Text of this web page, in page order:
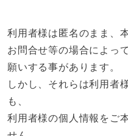
利用者様は匿名のまま、
お問合せ等の場合によっ
願いする事があります。
しかし、それらは利用者
も、
利用者様の個人情報をご